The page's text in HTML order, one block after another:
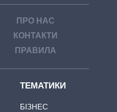
ПРО НАС
КОНТАКТИ
ПРАВИЛА
ТЕМАТИКИ
БІЗНЕС